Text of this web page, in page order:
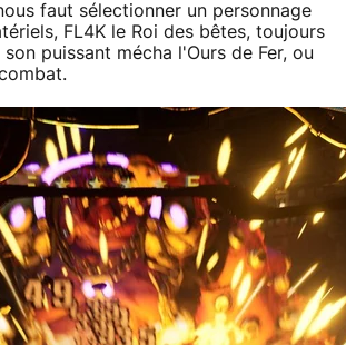
faut sélectionner un personnage
FL4K le Roi des bêtes, toujours
puissant mécha l'Ours de Fer, ou